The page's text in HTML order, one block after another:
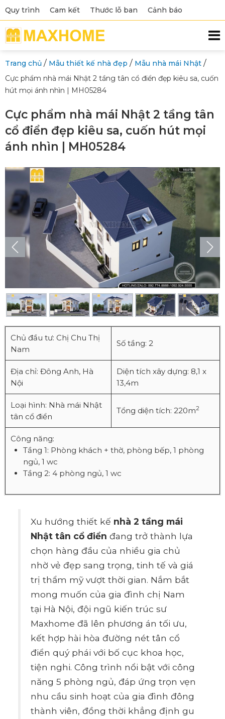
Quy trình Cam kết Thước lỗ ban Cảnh báo
Trang chủ / Mẫu thiết kế nhà đẹp / Mẫu nhà mái Nhật /
Cực phẩm nhà mái Nhật 2 tầng tân cổ điển đẹp kiêu sa, cuốn
hút mọi ánh nhìn | MH05284
Cực phẩm nhà mái Nhật 2 tầng tân
cổ điển đẹp kiêu sa, cuốn hút mọi
ánh nhìn | MH05284
Chủ đầu tư: Chị Chu Thị
Nam
Số tầng: 2
Địa chỉ: Đông Anh, Hà
Nội
Diện tích xây dựng: 8,1 x
13,4m
Loại hình: Nhà mái Nhật
tân cổ điển
Tổng diện tích: 220m2
Công năng:
Tầng 1: Phòng khách + thờ, phòng bếp, 1 phòng
ngủ, 1 wc
Tầng 2: 4 phòng ngủ, 1 wc
Xu hướng thiết kế nhà 2 tầng mái
Nhật tân cổ điển đang trở thành lựa
chọn hàng đầu của nhiều gia chủ
nhờ vẻ đẹp sang trọng, tinh tế và giá
trị thẩm mỹ vượt thời gian. Nắm bắt
mong muốn của gia đình chị Nam
tại Hà Nội, đội ngũ kiến trúc sư
Maxhome đã lên phương án tối ưu,
kết hợp hài hòa đường nét tân cổ
điển quý phái với bố cục khoa học,
tiện nghi. Công trình nổi bật với công
năng 5 phòng ngủ, đáp ứng trọn vẹn
nhu cầu sinh hoạt của gia đình đông
thành viên, đồng thời khẳng định gu